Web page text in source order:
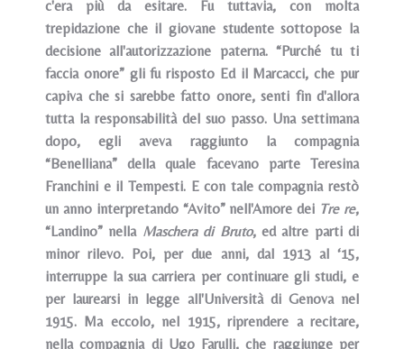
c'era più da esitare. Fu tuttavia, con molta
trepidazione che il giovane studente sottopose la
decisione all'autorizzazione paterna. “Purché tu ti
faccia onore” gli fu risposto Ed il Marcacci, che pur
capiva che si sarebbe fatto onore, senti fin d'allora
tutta la responsabilità del suo passo. Una settimana
dopo, egli aveva raggiunto la compagnia
“Benelliana” della quale facevano parte Teresina
Franchini e il Tempesti. E con tale compagnia restò
un anno interpretando “Avito” nell'Amore dei Tre re,
“Landino” nella Maschera di Bruto, ed altre parti di
minor rilevo. Poi, per due anni, dal 1913 al ‘15,
interruppe la sua carriera per continuare gli studi, e
per laurearsi in legge all'Università di Genova nel
1915. Ma eccolo, nel 1915, riprendere a recitare,
nella compagnia di Ugo Farulli, che raggiunge per